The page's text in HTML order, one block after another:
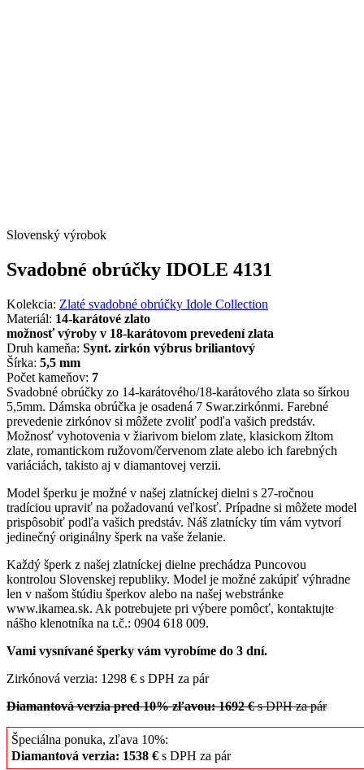
Slovenský výrobok
Svadobné obrúčky IDOLE 4131
Kolekcia: Zlaté svadobné obrúčky Idole Collection
Materiál: 14-karátové zlato
možnosť výroby v 18-karátovom prevedení zlata
Druh kameňa: Synt. zirkón výbrus briliantový
Šírka: 5,5 mm
Počet kameňov: 7
Svadobné obrúčky zo 14-karátového/18-karátového zlata so šírkou
5,5mm. Dámska obrúčka je osadená 7 Swar.zirkónmi. Farebné
prevedenie zirkónov si môžete zvoliť podľa vašich predstáv.
Možnosť vyhotovenia v žiarivom bielom zlate, klasickom žltom
zlate, romantickom ružovom/červenom zlate alebo ich farebných
variáciách, takisto aj v diamantovej verzii.
Model šperku je možné v našej zlatníckej dielni s 27-ročnou
tradíciou upraviť na požadovanú veľkosť. Prípadne si môžete model
prispôsobiť podľa vašich predstáv. Náš zlatnícky tím vám vytvorí
jedinečný originálny šperk na vaše želanie.
Každý šperk z našej zlatníckej dielne prechádza Puncovou
kontrolou Slovenskej republiky. Model je možné zakúpiť výhradne
len v našom štúdiu šperkov alebo na našej webstránke
www.ikamea.sk. Ak potrebujete pri výbere pomôcť, kontaktujte
nášho klenotníka na t.č.: 0904 618 009.
Vami vysnívané šperky vám vyrobíme do 3 dní.
Zirkónová verzia: 1298 € s DPH za pár
Diamantová verzia pred 10% zľavou: 1692 €s DPH za pár
Špeciálna ponuka, zľava 10%:
Diamantová verzia: 1538 € s DPH za pár